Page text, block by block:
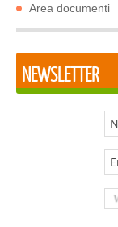
Area documenti
NEWSLETTER